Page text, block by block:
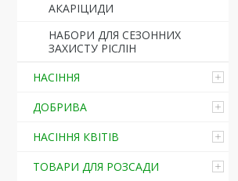
АКАРІЦИДИ
НАБОРИ ДЛЯ СЕЗОННИХ
ЗАХИСТУ РІСЛІН
НАСІННЯ
ДОБРИВА
НАСІННЯ КВІТІВ
ТОВАРИ ДЛЯ РОЗСАДИ